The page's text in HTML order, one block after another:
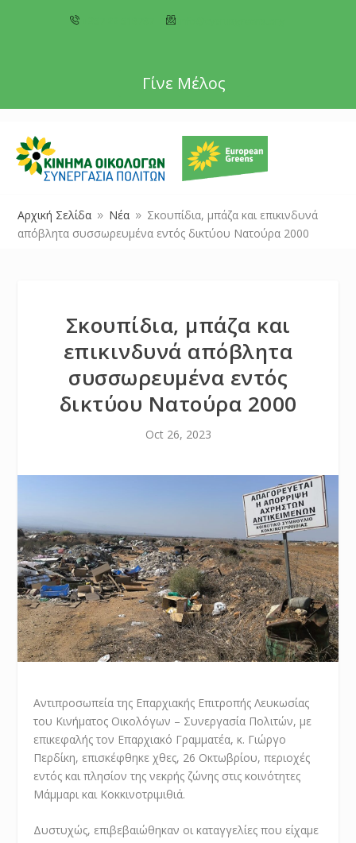
Γίνε Μέλος
Αρχική Σελίδα 9 Νέα 9 Σκουπίδια, μπάζα και επικινδυνά
απόβλητα συσσωρευμένα εντός δικτύου Νατούρα 2000
Σκουπίδια, μπάζα και
επικινδυνά απόβλητα
συσσωρευμένα εντός
δικτύου Νατούρα 2000
Oct 26, 2023
Αντιπροσωπεία της Επαρχιακής Επιτροπής Λευκωσίας
του Κινήματος Οικολόγων – Συνεργασία Πολιτών, με
επικεφαλής τον Επαρχιακό Γραμματέα, κ. Γιώργο
Περδίκη, επισκέφθηκε χθες, 26 Οκτωβρίου, περιοχές
εντός και πλησίον της νεκρής ζώνης στις κοινότητες
Μάμμαρι και Κοκκινοτριμιθιά.
Δυστυχώς, επιβεβαιώθηκαν οι καταγγελίες που είχαμε